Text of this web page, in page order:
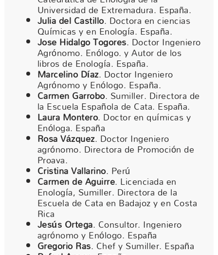
Universidad de Extremadura. España.
Julia del Castillo. Doctora en ciencias
Químicas y en Enología. España.
Jose Hidalgo Togores. Doctor Ingeniero
Agrónomo. Enólogo. y Autor de los
libros de Enología. España.
Marcelino Díaz. Doctor Ingeniero
Agrónomo y Enólogo. España.
Carmen Garrobo. Sumiller. Directora de
la Escuela Española de Cata. España.
Laura Montero. Doctor en químicas y
Enóloga. España
Rosa Vázquez. Doctor Ingeniero
agrónomo. Directora de Promoción de
Proava.
Cristina Vallarino. Perú
Carmen de Aguirre. Licenciada en
Enología, Sumiller. Directora de la
Escuela de Cata en Badajoz y en Costa
Rica
Jesús Ortega. Consultor. Ingeniero
agrónomo y Enólogo. España
Gregorio Ras. Chef y Sumiller. España